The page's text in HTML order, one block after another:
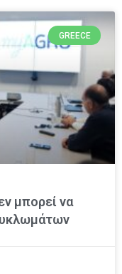
GREECE
μπορεί να